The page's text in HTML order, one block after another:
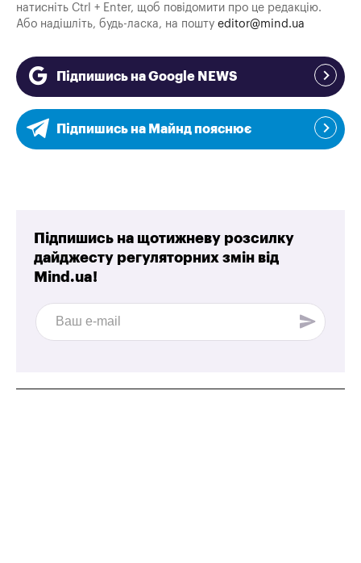
натисніть Ctrl + Enter, щоб повідомити про це редакцію.
Або надішліть, будь-ласка, на пошту editor@mind.ua
Підпишись на Google NEWS
Підпишись на Майнд пояснює
Підпишись на щотижневу розсилку
дайджесту регуляторних змін від
Mind.ua!